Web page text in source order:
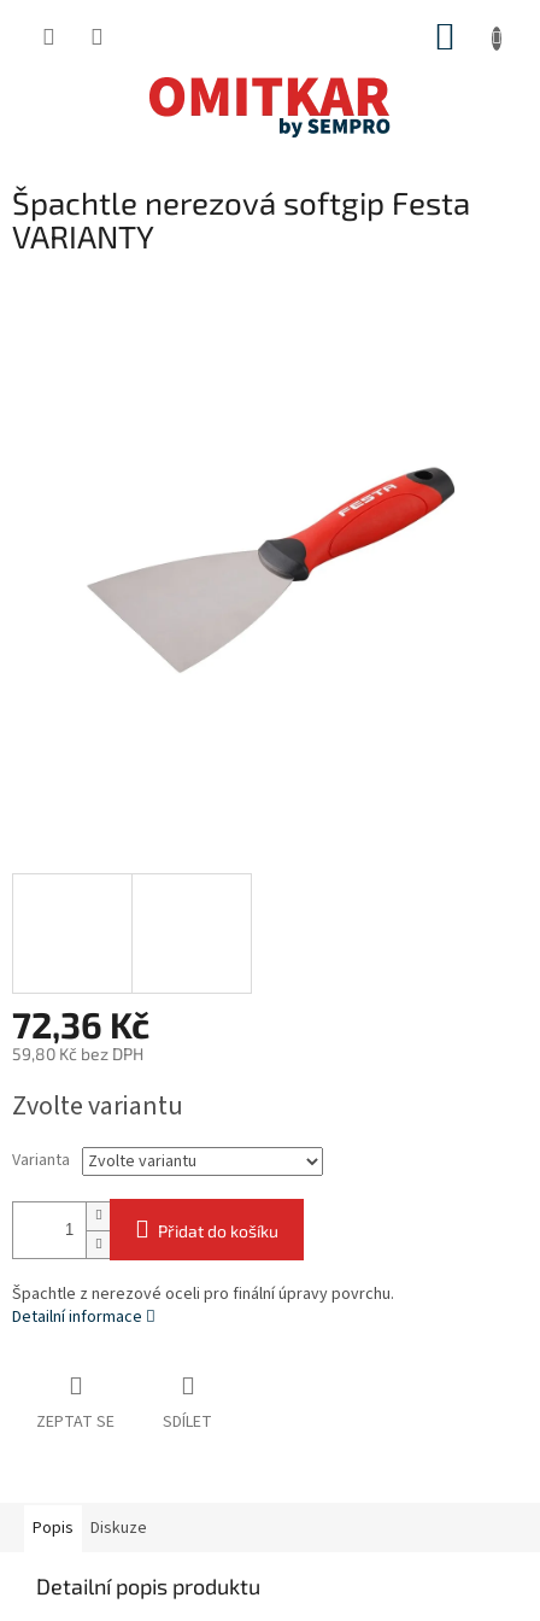
Špachtle nerezová softgip Festa
VARIANTY
72,36 Kč
59,80 Kč bez DPH
cena:
Zvolte variantu
Varianta
Přidat do košíku
Špachtle z nerezové oceli pro finální úpravy povrchu.
Detailní informace
ZEPTAT SE SDÍLET
Popis Diskuze
Detailní popis produktu